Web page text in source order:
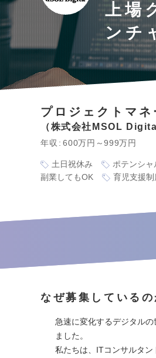
上場
ンチ
プロジェクトマ
株式会社MSOL Digital
年収 600万円～999万円
土日祝休み ポテンシャ
副業してもOK
育児支援制
なぜ募集しているの
急速に変化するデジタル
ました。
私たちは、ITコンサルタ